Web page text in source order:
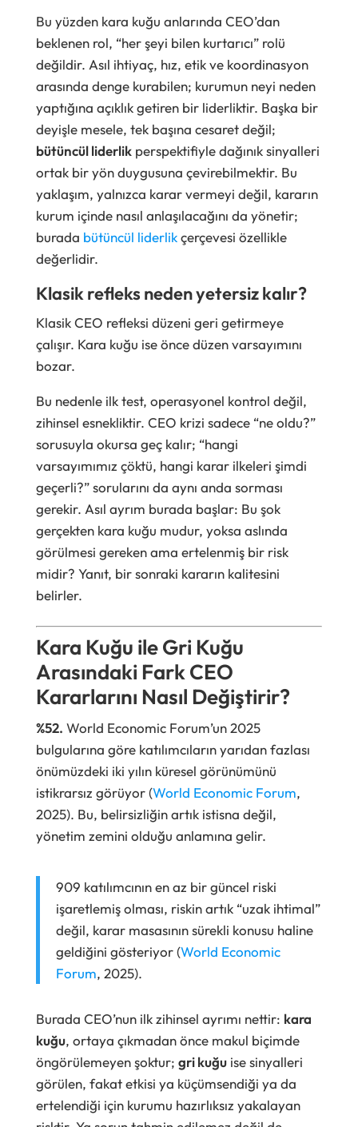
Bu yüzden kara kuğu anlarında CEO’dan
beklenen rol, “her şeyi bilen kurtarıcı” rolü
değildir. Asıl ihtiyaç, hız, etik ve koordinasyon
arasında denge kurabilen; kurumun neyi neden
yaptığına açıklık getiren bir liderliktir. Başka bir
deyişle mesele, tek başına cesaret değil;
bütüncül liderlikperspektifiyle dağınık sinyalleri
ortak bir yön duygusuna çevirebilmektir. Bu
yaklaşım, yalnızca karar vermeyi değil, kararın
kurum içinde nasıl anlaşılacağını da yönetir;
burada bütüncül liderlikçerçevesi özellikle
değerlidir.
Klasik refleks neden yetersiz kalır?
Klasik CEO refleksi düzeni geri getirmeye
çalışır. Kara kuğu ise önce düzen varsayımını
bozar.
Bu nedenle ilk test, operasyonel kontrol değil,
zihinsel esnekliktir. CEO krizi sadece “ne oldu?”
sorusuyla okursa geç kalır; “hangi
varsayımımız çöktü, hangi karar ilkeleri şimdi
geçerli?” sorularını da aynı anda sorması
gerekir. Asıl ayrım burada başlar: Bu şok
gerçekten kara kuğu mudur, yoksa aslında
görülmesi gereken ama ertelenmiş bir risk
midir? Yanıt, bir sonraki kararın kalitesini
belirler.
Kara Kuğu ile Gri Kuğu
Arasındaki Fark CEO
Kararlarını Nasıl Değiştirir?
%52. World Economic Forum’un 2025
bulgularına göre katılımcıların yarıdan fazlası
önümüzdeki iki yılın küresel görünümünü
istikrarsız görüyor (World Economic Forum,
2025). Bu, belirsizliğin artık istisna değil,
yönetim zemini olduğu anlamına gelir.
909 katılımcının en az bir güncel riski
işaretlemiş olması, riskin artık “uzak ihtimal”
değil, karar masasının sürekli konusu haline
geldiğini gösteriyor (World Economic
Forum, 2025).
Burada CEO’nun ilk zihinsel ayrımı nettir: kara
kuğu, ortaya çıkmadan önce makul biçimde
öngörülemeyen şoktur; gri kuğuise sinyalleri
görülen, fakat etkisi ya küçümsendiği ya da
ertelendiği için kurumu hazırlıksız yakalayan